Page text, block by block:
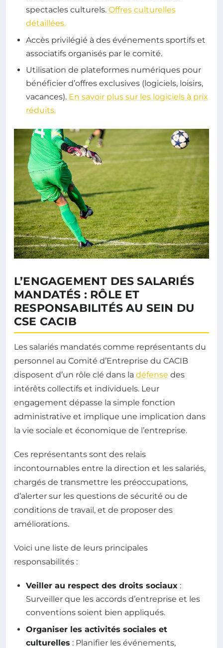
spectacles culturels. Offres culturelles
détaillées.
Accès privilégié à des événements sportifs et
associatifs organisés par le comité.
Utilisation de plateformes numériques pour
bénéficier d’offres exclusives (logiciels, loisirs,
vacances). En savoir plus sur les logiciels à prix
réduits.
L’ENGAGEMENT DES SALARIÉS
MANDATÉS : RÔLE ET
RESPONSABILITÉS AU SEIN DU
CSE CACIB
Les salariés mandatés comme représentants du
personnel au Comité d’Entreprise du CACIB
disposent d’un rôle clé dans la défense des
intérêts collectifs et individuels. Leur
engagement dépasse la simple fonction
administrative et implique une implication dans
la vie sociale et économique de l’entreprise.
Ces représentants sont des relais
incontournables entre la direction et les salariés,
chargés de transmettre les préoccupations,
d’alerter sur les questions de sécurité ou de
conditions de travail, et de proposer des
améliorations.
Voici une liste de leurs principales
responsabilités :
Veiller au respect des droits sociaux :
Surveiller que les accords d’entreprise et les
conventions soient bien appliqués.
Organiser les activités sociales et
culturelles : Planifier les événements,